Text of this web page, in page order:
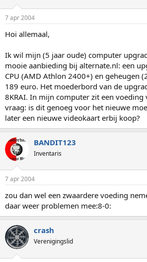
s
t
a
t
e
r
m
7 apr 2004
Hoi allemaal,
Ik wil mijn (5 jaar oude) computer
mooie aanbieding bij alternate.nl: een
CPU (AMD Athlon 2400+) en geheugen
189 euro. Het moederbord van de
8KRAI. In mijn computer zit een
vraag: is dit genoeg voor het nieuwe
later een nieuwe videokaart erbij koop?
BANDIT123
Inventaris
7 apr 2004
zou dan wel een zwaardere voeding
daar weer problemen mee:8-0:
crash
Verenigingslid